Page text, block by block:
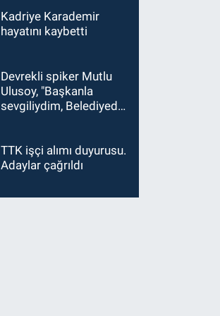
Kadriye Karademir
hayatını kaybetti
Devrekli spiker Mutlu
Ulusoy, "Başkanla
sevgiliydim, Belediyede
TTK işçi alımı duyurusu.
Adaylar çağrıldı